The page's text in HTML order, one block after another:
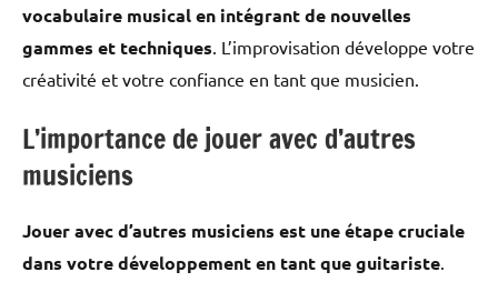
vocabulaire musical en intégrant de nouvelles
gammes et techniques. L’improvisation développe votre
créativité et votre confiance en tant que musicien.
L’importance de jouer avec d’autres
musiciens
Jouer avec d’autres musiciens est une étape cruciale
dans votre développement en tant que guitariste.